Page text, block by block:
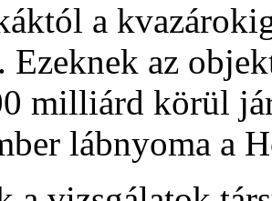
a
az
milliárd körül
lábnyoma a